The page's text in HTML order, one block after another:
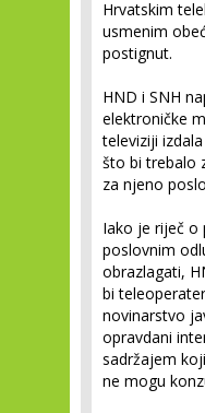
Hrvatskim
usmenim
postignut.
HND i SNH
elektroničke
televiziji
što bi trebalo
za njeno
Iako je riječ o
poslovnim
obrazlagati,
bi
novinarstvo
opravdani
sadržajem
ne mogu